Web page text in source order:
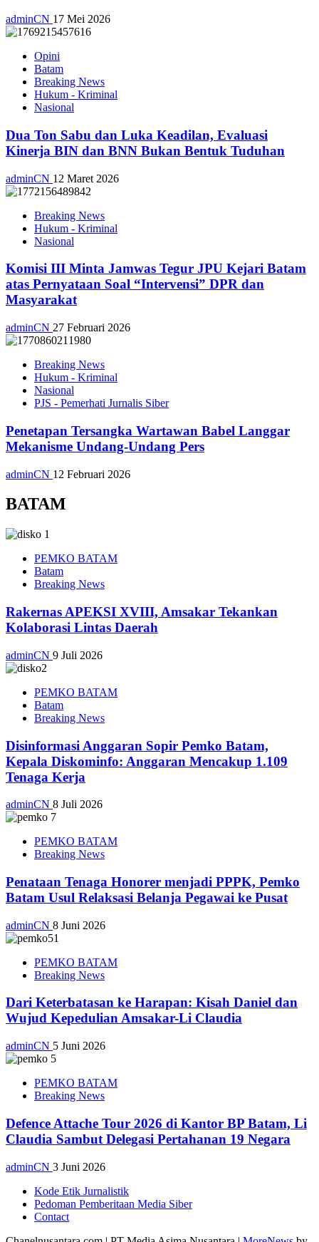
adminCN 17 Mei 2026
Opini
Batam
Breaking News
Hukum - Kriminal
Nasional
Dua Ton Sabu dan Luka Keadilan, Evaluasi
Kinerja BIN dan BNN Bukan Bentuk Tuduhan
adminCN 12 Maret 2026
Breaking News
Hukum - Kriminal
Nasional
Komisi III Minta Jamwas Tegur JPU Kejari Batam
atas Pernyataan Soal “Intervensi” DPR dan
Masyarakat
adminCN 27 Februari 2026
Breaking News
Hukum - Kriminal
Nasional
PJS - Pemerhati Jurnalis Siber
Penetapan Tersangka Wartawan Babel Langgar
Mekanisme Undang-Undang Pers
adminCN 12 Februari 2026
BATAM
PEMKO BATAM
Batam
Breaking News
Rakernas APEKSI XVIII, Amsakar Tekankan
Kolaborasi Lintas Daerah
adminCN 9 Juli 2026
PEMKO BATAM
Batam
Breaking News
Disinformasi Anggaran Sopir Pemko Batam,
Kepala Diskominfo: Anggaran Mencakup 1.109
Tenaga Kerja
adminCN 8 Juli 2026
PEMKO BATAM
Breaking News
Penataan Tenaga Honorer menjadi PPPK, Pemko
Batam Usul Relaksasi Belanja Pegawai ke Pusat
adminCN 8 Juni 2026
PEMKO BATAM
Breaking News
Dari Keterbatasan ke Harapan: Kisah Daniel dan
Wujud Kepedulian Amsakar-Li Claudia
adminCN 5 Juni 2026
PEMKO BATAM
Breaking News
Defence Attache Tour 2026 di Kantor BP Batam, Li
Claudia Sambut Delegasi Pertahanan 19 Negara
adminCN 3 Juni 2026
Kode Etik Jurnalistik
Pedoman Pemberitaan Media Siber
Contact